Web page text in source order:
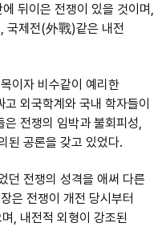
뒤이은 전쟁이 있을 것이며,
국제전(外戰)같은 내전
이자 비수같이 예리한
외국학계와 국내 학자들이
전쟁의 임박과 불회피성,
된 공론을 갖고 있었다.
던 전쟁의 성격을 애써 다른
은 전쟁이 개전 당시부터
, 내전적 외형이 강조된